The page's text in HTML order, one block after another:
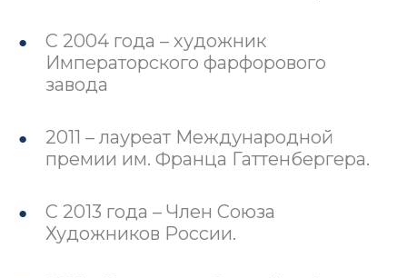
С 2004 года – художник
Императорского фарфорового
завода
2011 – лауреат Международной
премии им. Франца Гаттенбергера.
С 2013 года – Член Союза
Художников России.